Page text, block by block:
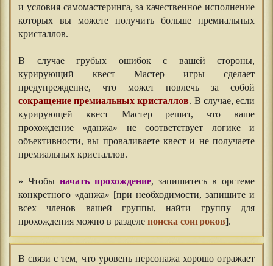
и условия самомастеринга, за качественное исполнение
которых вы можете получить больше премиальных
кристаллов.
В случае грубых ошибок с вашей стороны,
курирующий квест Мастер игры сделает
предупреждение, что может повлечь за собой
сокращение премиальных кристаллов. В случае, если
курирующей квест Мастер решит, что ваше
прохождение «данжа» не соответствует логике и
объективности, вы проваливаете квест и не получаете
премиальных кристаллов.
» Чтобы начать прохождение, запишитесь в оргтеме
конкретного «данжа» [при необходимости, запишите и
всех членов вашей группы, найти группу для
прохождения можно в разделе поиска соигроков].
В связи с тем, что уровень персонажа хорошо отражает